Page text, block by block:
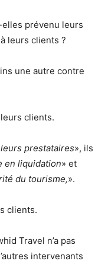
elles prévenu leurs
leurs clients ?
une autre contre
clients.
prestataires», ils
en liquidation» et
du tourisme,».
clients.
Travel n’a pas
intervenants